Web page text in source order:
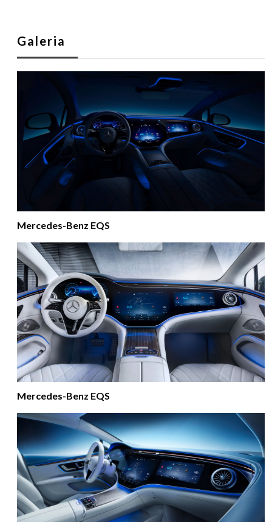
Galeria
Mercedes-Benz EQS
Mercedes-Benz EQS